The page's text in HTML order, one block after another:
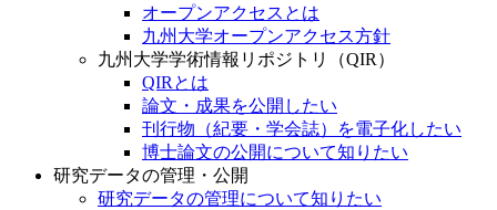
オープンアクセスとは
九州大学オープンアクセス方針
九州大学学術情報リポジトリ（QIR）
QIRとは
論文・成果を公開したい
刊行物（紀要・学会誌）を電子化したい
博士論文の公開について知りたい
研究データの管理・公開
研究データの管理について知りたい